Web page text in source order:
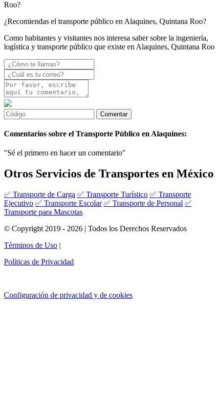
Roo?
¿Recomiendas el transporte público en Alaquines, Quintana Roo?
Como habitantes y visitantes nos interesa saber sobre la ingeniería,
logística y transporte público que existe en Alaquines, Quintana Roo
Comentarios sobre el Transporte Público en Alaquines:
"Sé el primero en hacer un comentario"
Otros Servicios de Transportes en México
✅ Transporte de Carga ✅ Transporte Turístico ✅ Transporte
Ejecutivo ✅ Transporte Escolar ✅ Transporte de Personal ✅
Transporte para Mascotas
© Copyright 2019 - 2026 | Todos los Derechos Reservados
Términos de Uso |
Políticas de Privacidad
Configuración de privacidad y de cookies